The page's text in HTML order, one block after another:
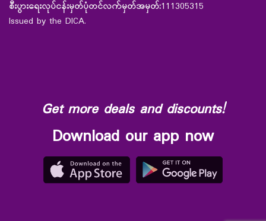
စီးပွားရေးလုပ်ငန်းမှတ်ပုံတင်လက်မှတ်အမှတ်:111305315
Issued by the DICA.
Get more deals and discounts!
Download our app now